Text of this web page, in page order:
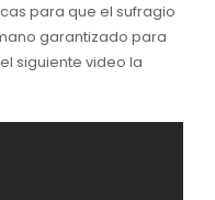
para que el sufragio
garantizado para
siguiente video la